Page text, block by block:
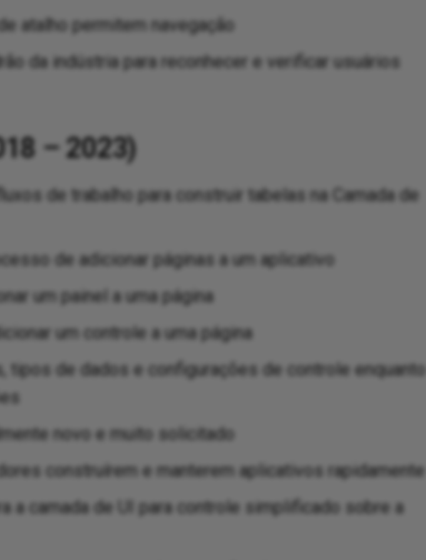
atalho permitem navegação
da indústria para reconhecer e verificar usuários
– 2023)
de trabalho para construir tabelas na Camada de
de adicionar páginas a um aplicativo
um painel a uma página
um controle a uma página
tipos de dados e configurações de controle enquanto
novo e muito solicitado
construírem e manterem aplicativos rapidamente
a camada de UI para controle simplificado sobre a